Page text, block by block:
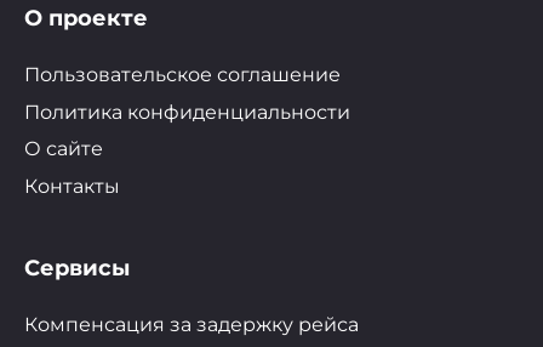
О проекте
Пользовательское соглашение
Политика конфиденциальности
О сайте
Контакты
Сервисы
Компенсация за задержку рейса